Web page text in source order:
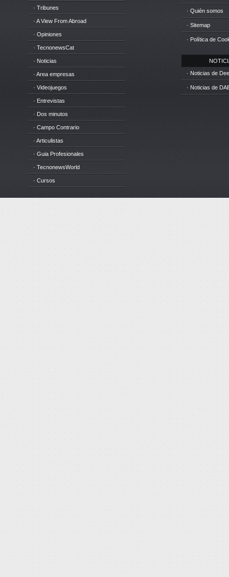
· Tribunes
· A View From Abroad
· Opiniones
· TecnonewsCat
· Noticias
· Area empresas
· Videojuegos
· Entrevistas
· Dos minutos
· Campo Contrario
· Articulistas
· Guia Profesionales
· TecnonewsWorld
· Cursos
· Quién somos
· Sitemap
· Política de
· Noticias de
· Noticias de